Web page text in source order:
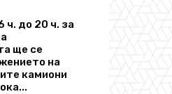
ч. до 20 ч. за
ще се
на
камиони